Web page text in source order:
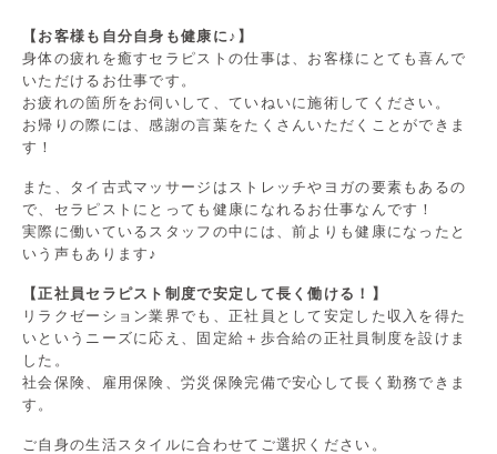
【お客様も自分自身も健康に♪】
身体の疲れを癒すセラピストの仕事は、お客様にとても喜んで
いただけるお仕事です。
お疲れの箇所をお伺いして、ていねいに施術してください。
お帰りの際には、感謝の言葉をたくさんいただくことができま
す！
また、タイ古式マッサージはストレッチやヨガの要素もあるの
で、セラピストにとっても健康になれるお仕事なんです！
実際に働いているスタッフの中には、前よりも健康になったと
いう声もあります♪
【正社員セラピスト制度で安定して長く働ける！】
リラクゼーション業界でも、正社員として安定した収入を得た
いというニーズに応え、固定給＋歩合給の正社員制度を設けま
した。
社会保険、雇用保険、労災保険完備で安心して長く勤務できま
す。
ご自身の生活スタイルに合わせてご選択ください。